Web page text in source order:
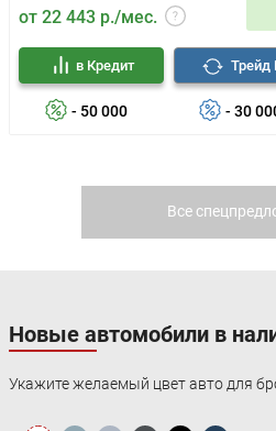
от 22 443 р./мес.
- 50 000
в Кредит
- 30
Трейд
Все
Новые автомобили в
Укажите желаемый цвет авто для